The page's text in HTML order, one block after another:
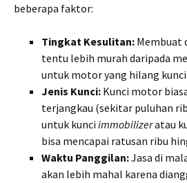
beberapa faktor:
Tingkat Kesulitan: Membuat
tentu lebih murah daripada
untuk motor yang hilang
Jenis Kunci: Kunci motor
terjangkau (sekitar puluhan
untuk kunci immobilizeratau
bisa mencapai ratusan ribu
Waktu Panggilan:Jasa di
akan lebih mahal karena